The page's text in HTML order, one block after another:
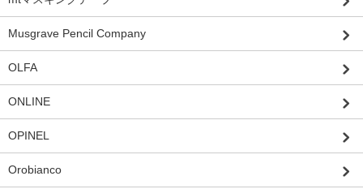
Musgrave Pencil Company
OLFA
ONLINE
OPINEL
Orobianco